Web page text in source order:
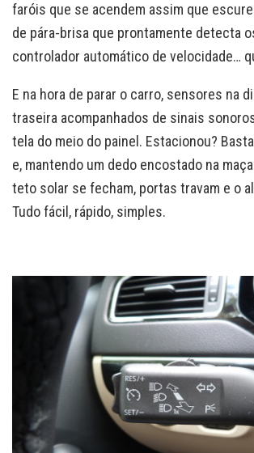
faróis que se acendem assim que
de pára-brisa que prontamente detecta
controlador automático de velocidade…
E na hora de parar o carro, sensores na
traseira acompanhados de sinais
tela do meio do painel. Estacionou?
e, mantendo um dedo encostado na
teto solar se fecham, portas travam e o
Tudo fácil, rápido, simples.